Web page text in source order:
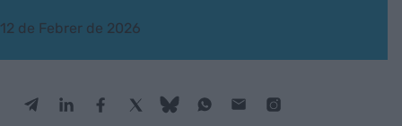
12 de Febrer de 2026